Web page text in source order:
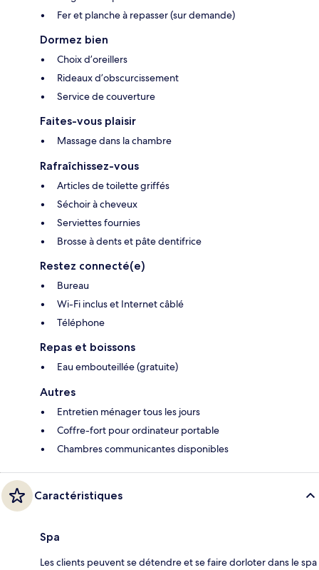
Fer et planche à repasser (sur demande)
Dormez bien
Choix d’oreillers
Rideaux d’obscurcissement
Service de couverture
Faites-vous plaisir
Massage dans la chambre
Rafraîchissez-vous
Articles de toilette griffés
Séchoir à cheveux
Serviettes fournies
Brosse à dents et pâte dentifrice
Restez connecté(e)
Bureau
Wi-Fi inclus et Internet câblé
Téléphone
Repas et boissons
Eau embouteillée (gratuite)
Autres
Entretien ménager tous les jours
Coffre-fort pour ordinateur portable
Chambres communicantes disponibles
Caractéristiques
Spa
Les clients peuvent se détendre et se faire dorloter dans le spa